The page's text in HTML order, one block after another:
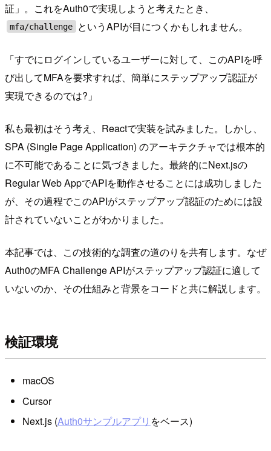
証」。これをAuth0で実現しようと考えたとき、
mfa/challenge というAPIが目につくかもしれません。
「すでにログインしているユーザーに対して、このAPIを呼
び出してMFAを要求すれば、簡単にステップアップ認証が
実現できるのでは?」
私も最初はそう考え、Reactで実装を試みました。しかし、
SPA (Single Page Application) のアーキテクチャでは根本的
に不可能であることに気づきました。最終的にNext.jsの
Regular Web AppでAPIを動作させることには成功しました
が、その過程でこのAPIがステップアップ認証のためには設
計されていないことがわかりました。
本記事では、この技術的な調査の道のりを共有します。なぜ
Auth0のMFA Challenge APIがステップアップ認証に適して
いないのか、その仕組みと背景をコードと共に解説します。
検証環境
macOS
Cursor
Next.js (Auth0サンプルアプリ をベース)